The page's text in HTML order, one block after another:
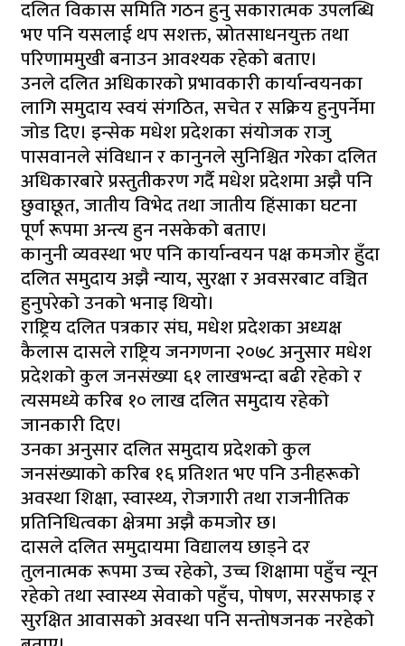
दलित विकास समिति गठन हुनु सकारात्मक उपलब्धि
भए पनि यसलाई थप सशक्त, स्रोतसाधनयुक्त तथा
परिणाममुखी बनाउन आवश्यक रहेको बताए।
उनले दलित अधिकारको प्रभावकारी कार्यान्वयनका
लागि समुदाय स्वयं संगठित, सचेत र सक्रिय हुनुपर्नेमा
जोड दिए। इन्सेक मधेश प्रदेशका संयोजक राजु
पासवानले संविधान र कानुनले सुनिश्चित गरेका दलित
अधिकारबारे प्रस्तुतीकरण गर्दै मधेश प्रदेशमा अझै पनि
छुवाछूत, जातीय विभेद तथा जातीय हिंसाका घटना
पूर्ण रूपमा अन्त्य हुन नसकेको बताए।
कानुनी व्यवस्था भए पनि कार्यान्वयन पक्ष कमजोर हुँदा
दलित समुदाय अझै न्याय, सुरक्षा र अवसरबाट वञ्चित
हुनुपरेको उनको भनाइ थियो।
राष्ट्रिय दलित पत्रकार संघ, मधेश प्रदेशका अध्यक्ष
कैलास दासले राष्ट्रिय जनगणना २०७८ अनुसार मधेश
प्रदेशको कुल जनसंख्या ६१ लाखभन्दा बढी रहेको र
त्यसमध्ये करिब १० लाख दलित समुदाय रहेको
जानकारी दिए।
उनका अनुसार दलित समुदाय प्रदेशको कुल
जनसंख्याको करिब १६ प्रतिशत भए पनि उनीहरूको
अवस्था शिक्षा, स्वास्थ्य, रोजगारी तथा राजनीतिक
प्रतिनिधित्वका क्षेत्रमा अझै कमजोर छ।
दासले दलित समुदायमा विद्यालय छाड्ने दर
तुलनात्मक रूपमा उच्च रहेको, उच्च शिक्षामा पहुँच न्यून
रहेको तथा स्वास्थ्य सेवाको पहुँच, पोषण, सरसफाइ र
सुरक्षित आवासको अवस्था पनि सन्तोषजनक नरहेको